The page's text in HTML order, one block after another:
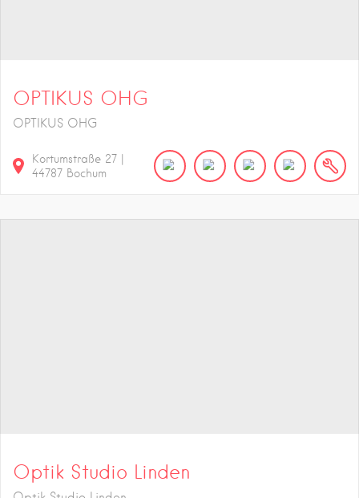
OPTIKUS OHG
OPTIKUS OHG
Kortumstraße 27 |
44787 Bochum
Optik Studio Linden